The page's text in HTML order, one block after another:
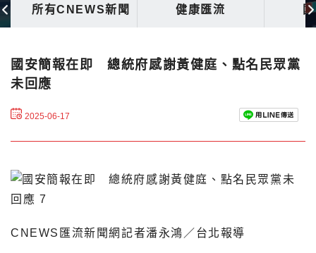
所有CNEWS新聞 健康匯流
國安簡報在即 總統府感謝黃健庭、點名民眾黨
未回應
2025-06-17
CNEWS匯流新聞網記者潘永鴻／台北報導